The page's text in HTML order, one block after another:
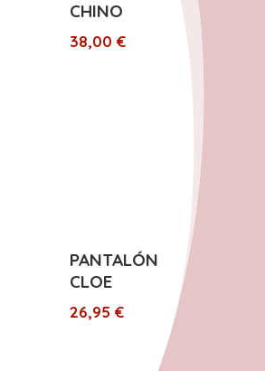
CHINO
38,00€
PANTALÓN
CLOE
26,95€